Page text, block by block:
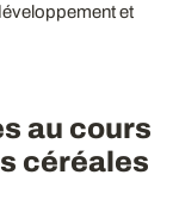
et
au cours
céréales